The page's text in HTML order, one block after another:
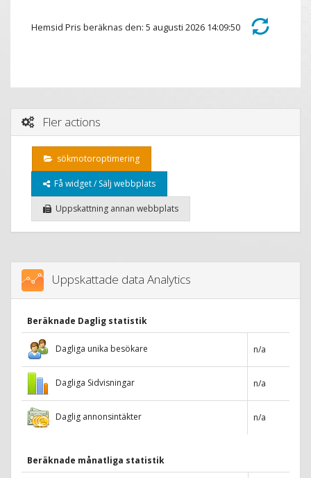
Hemsid Pris beräknas den: 5 augusti 2026 14:09:50
Fler actions
sökmotoroptimering
Få widget / Sälj webbplats
Uppskattning annan webbplats
Uppskattade data Analytics
Beräknade Daglig statistik
Dagliga unika besökare n/a
Dagliga Sidvisningar n/a
Daglig annonsintäkter n/a
Beräknade månatliga statistik